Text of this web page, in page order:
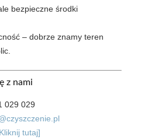
bezpieczne środki
– dobrze znamy teren
z nami
029 029
tutaj]